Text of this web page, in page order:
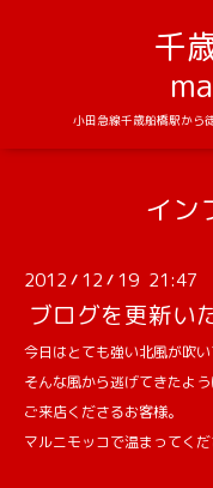
千
小田急線千歳船橋駅から
イン
2012 / 12 / 19 21:47
ブログを更新い
今日はとても強い北風が吹い
そんな風から逃げてきたよう
ご来店くださるお客様。
マルニモッコで温まってく